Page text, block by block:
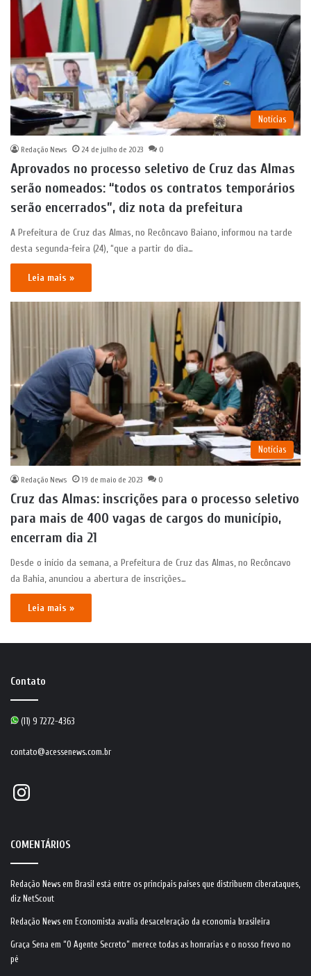
Notícias
Redação News 24 de julho de 2023 0
Aprovados no processo seletivo de Cruz das Almas
serão nomeados: “todos os contratos temporários
serão encerrados”, diz nota da prefeitura
A Prefeitura de Cruz das Almas, no Recôncavo Baiano, informou na tarde
desta segunda-feira (24), “que a partir do dia…
Leia mais »
Notícias
Redação News 19 de maio de 2023 0
Cruz das Almas: inscrições para o processo seletivo
para mais de 400 vagas de cargos do município,
encerram dia 21
Desde o início da semana, a Prefeitura de Cruz das Almas, no Recôncavo
da Bahia, anunciou a abertura de inscrições…
Leia mais »
Contato
(11) 9 7272-4363
contato@acessenews.com.br
Instagram
COMENTÁRIOS
Redação News em Brasil está entre os principais países que distribuem ciberataques,
diz NetScout
Redação News em Economista avalia desaceleração da economia brasileira
Graça Sena em “O Agente Secreto” merece todas as honrarias e o nosso frevo no
pé